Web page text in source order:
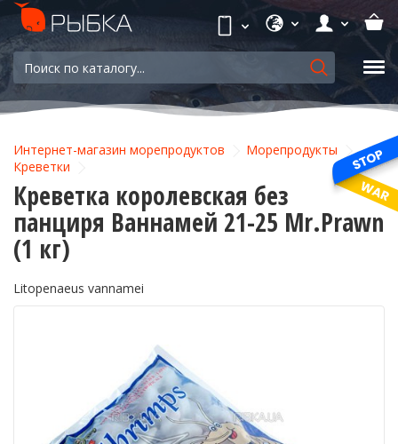
Интернет-магазин морепродуктов
Морепродукты
Креветки
Креветка королевская без
панциря Ваннамей 21-25 Mr.Prawn
(1 кг)
Litopenaeus vannamei